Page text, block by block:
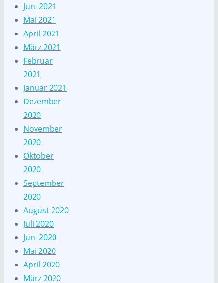
Juni 2021
Mai 2021
April 2021
März 2021
Februar
2021
Januar 2021
Dezember
2020
November
2020
Oktober
2020
September
2020
August 2020
Juli 2020
Juni 2020
Mai 2020
April 2020
März 2020